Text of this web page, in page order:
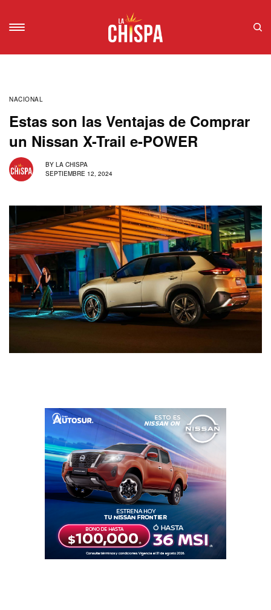
NACIONAL
Estas son las Ventajas de Comprar
un Nissan X-Trail e-POWER
BY LA CHISPA
SEPTIEMBRE 12, 2024